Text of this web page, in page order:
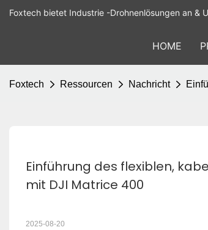
Foxtech bietet Industrie -Drohnenlösungen an &
HOME
Foxtech Ressourcen Nachricht
Einführung des flexiblen,
mit DJI Matrice 400
2025-08-20